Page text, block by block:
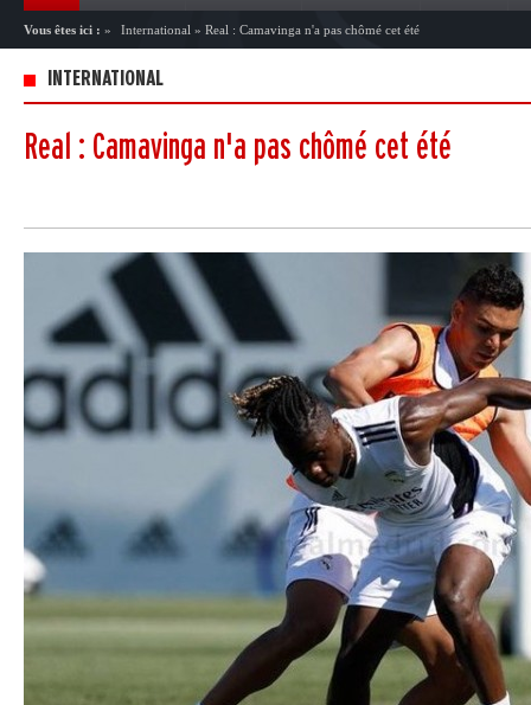
Vous êtes ici : » International » Real : Camavinga n'a pas chômé cet été
INTERNATIONAL
Real : Camavinga n'a pas chômé cet été